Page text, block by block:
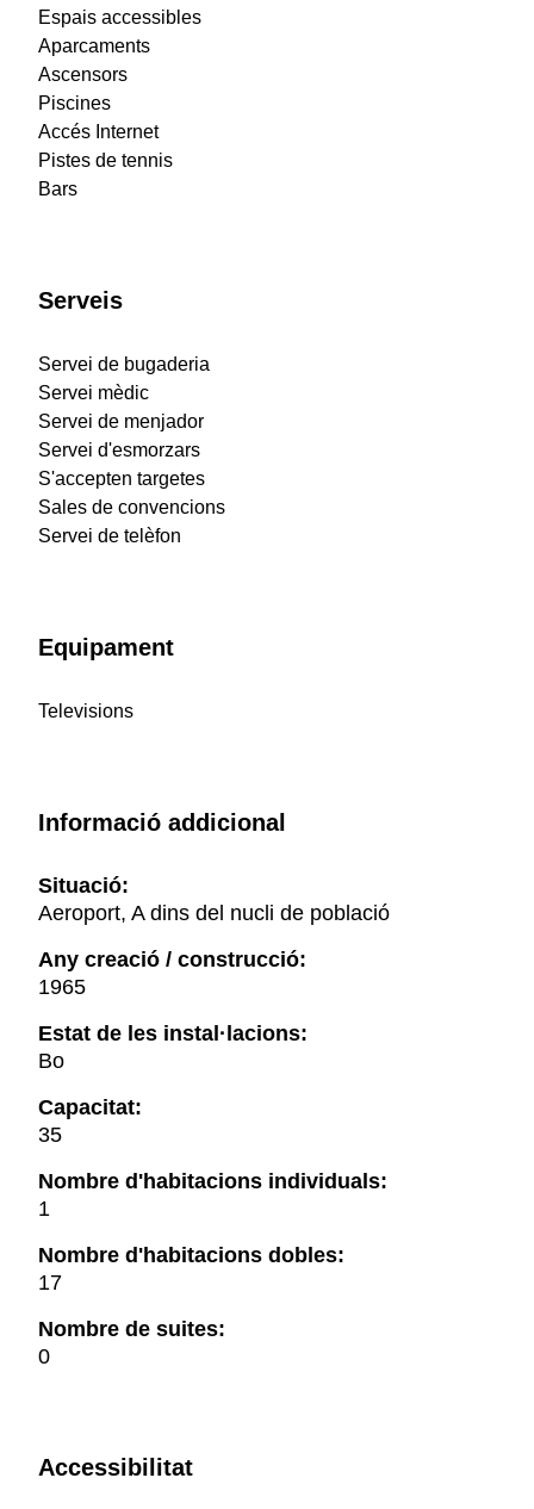
Espais accessibles
Aparcaments
Ascensors
Piscines
Accés Internet
Pistes de tennis
Bars
Serveis
Servei de bugaderia
Servei mèdic
Servei de menjador
Servei d'esmorzars
S'accepten targetes
Sales de convencions
Servei de telèfon
Equipament
Televisions
Informació addicional
Situació:
Aeroport, A dins del nucli de població
Any creació / construcció:
1965
Estat de les instal·lacions:
Bo
Capacitat:
35
Nombre d'habitacions individuals:
1
Nombre d'habitacions dobles:
17
Nombre de suites:
0
Accessibilitat